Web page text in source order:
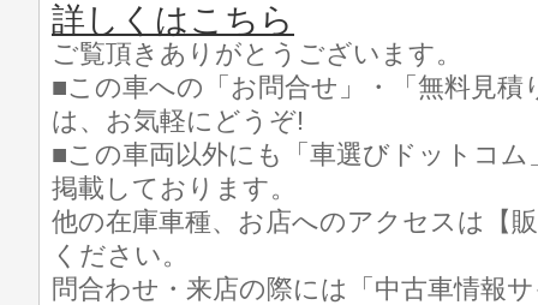
詳しくはこちら
ご覧頂きありがとうございます。
■この車への「お問合せ」・「無料見積
は、お気軽にどうぞ!
■この車両以外にも「車選びドットコ
掲載しております。
他の在庫車種、お店へのアクセスは【
ください。
問合わせ・来店の際には「中古車情報